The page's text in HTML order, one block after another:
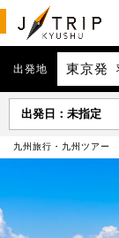
出発地 東京発
出発日：未指定
九州旅行・九州ツアー